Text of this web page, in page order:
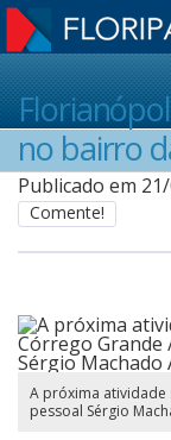
Home
Notícias
Colunistas
Classificados
Guia de Serviços
no bairro
Publicado em
Comente!
A próxima
pessoal Sérgio